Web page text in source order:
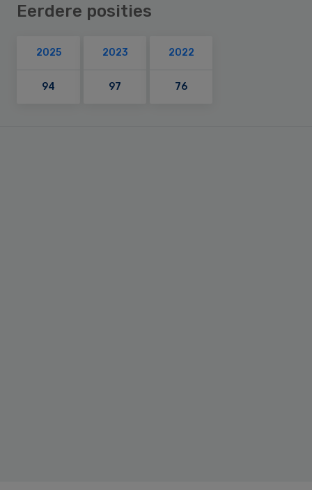
Eerdere posities
2025
94
2023
97
2022
76